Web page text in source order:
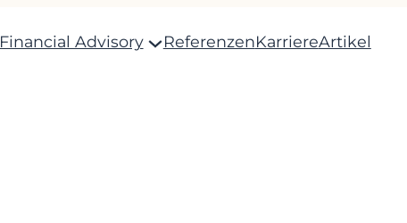
Financial Advisory ReferenzenKarriereArtikel